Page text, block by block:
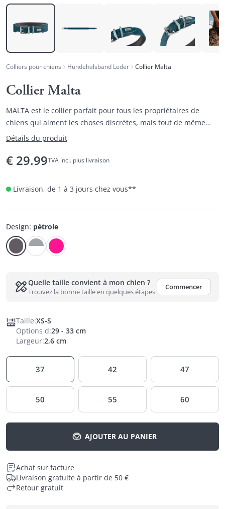
Colliers pour chiens Hundehalsband Leder Collier Malta
Collier Malta
MALTA est le collier parfait pour tous les propriétaires de
chiens qui aiment les choses discrètes, mais tout de même
particulières.
Détails du produit
€ 29.99TVA incl. plus livraison
Livraison, de 1 à 3 jours chez vous**
Design: pétrole
Quelle taille convient à mon chien ?
Trouvez la bonne taille en quelques étapes
Commencer
Taille:XS-S
Options d:29 - 33 cm
Largeur:2,6 cm
37 42 47
50 55 60
AJOUTER AU PANIER
Achat sur facture
Livraison gratuite à partir de 50 €
Retour gratuit